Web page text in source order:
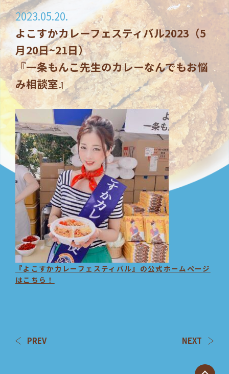
2023.05.20.
よこすかカレーフェスティバル2023（5
月20日~21日）
『一条もんこ先生のカレーなんでもお悩
み相談室』
『よこすかカレーフェスティバル』の公式ホームページ
はこちら！
PREV NEXT